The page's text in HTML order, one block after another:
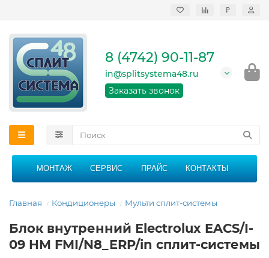
₽
кондиционеров в
области
График работы: 9:00 -
21:00 без перерыва и
8 (4742) 90-11-87
in@splitsystema48.ru
Заказать звонок
МОНТАЖ СЕРВИС ПРАЙС КОНТАКТЫ
Главная Кондиционеры Мульти сплит-системы
Блок внутренний Electrolux EACS/I-
09 HM FMI/N8_ERP/in сплит-системы